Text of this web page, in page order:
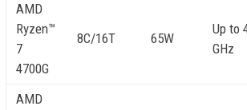
AMD
Ryzen™
7
4700G
8C/16T 65W
Up to
GHz
AMD